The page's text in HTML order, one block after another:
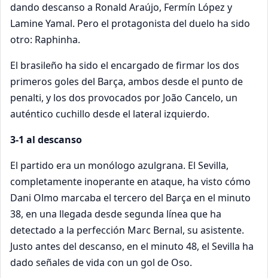
dando descanso a Ronald Araújo, Fermín López y
Lamine Yamal. Pero el protagonista del duelo ha sido
otro: Raphinha.
El brasileño ha sido el encargado de firmar los dos
primeros goles del Barça, ambos desde el punto de
penalti, y los dos provocados por João Cancelo, un
auténtico cuchillo desde el lateral izquierdo.
3-1 al descanso
El partido era un monólogo azulgrana. El Sevilla,
completamente inoperante en ataque, ha visto cómo
Dani Olmo marcaba el tercero del Barça en el minuto
38, en una llegada desde segunda línea que ha
detectado a la perfección Marc Bernal, su asistente.
Justo antes del descanso, en el minuto 48, el Sevilla ha
dado señales de vida con un gol de Oso.